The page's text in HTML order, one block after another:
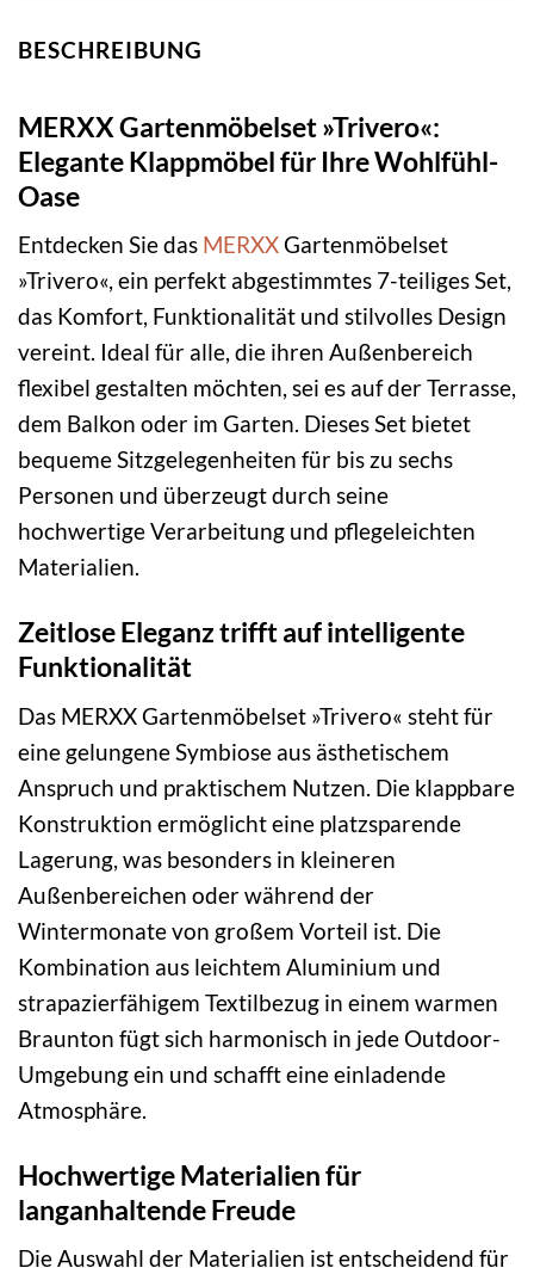
BESCHREIBUNG
MERXX Gartenmöbelset »Trivero«:
Elegante Klappmöbel für Ihre Wohlfühl-
Oase
Entdecken Sie das MERXXGartenmöbelset
»Trivero«, ein perfekt abgestimmtes 7-teiliges Set,
das Komfort, Funktionalität und stilvolles Design
vereint. Ideal für alle, die ihren Außenbereich
flexibel gestalten möchten, sei es auf der Terrasse,
dem Balkon oder im Garten. Dieses Set bietet
bequeme Sitzgelegenheiten für bis zu sechs
Personen und überzeugt durch seine
hochwertige Verarbeitung und pflegeleichten
Materialien.
Zeitlose Eleganz trifft auf intelligente
Funktionalität
Das MERXX Gartenmöbelset »Trivero« steht für
eine gelungene Symbiose aus ästhetischem
Anspruch und praktischem Nutzen. Die klappbare
Konstruktion ermöglicht eine platzsparende
Lagerung, was besonders in kleineren
Außenbereichen oder während der
Wintermonate von großem Vorteil ist. Die
Kombination aus leichtem Aluminium und
strapazierfähigem Textilbezug in einem warmen
Braunton fügt sich harmonisch in jede Outdoor-
Umgebung ein und schafft eine einladende
Atmosphäre.
Hochwertige Materialien für
langanhaltende Freude
Die Auswahl der Materialien ist entscheidend für